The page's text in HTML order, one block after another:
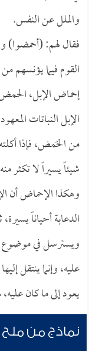
والملل عن النفس.
فقال لهم: (أحمضوا)
القوم فيما يؤنسهم
إحماض الإبل،
الإبل النباتات
من الحَمض، فإذا
شيئاً يسيراً لا تكثر
وهكذا الإحماض أن
الدعابة أحياناً
ويسترسل في موضوع
عليه، وإنما ينتقل
يعود إلى ما كان
نماذج من ملح